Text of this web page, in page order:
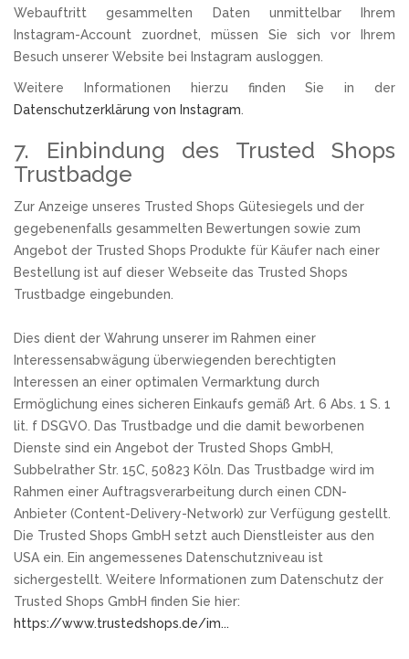
Webauftritt gesammelten Daten unmittelbar Ihrem
Instagram-Account zuordnet, müssen Sie sich vor Ihrem
Besuch unserer Website bei Instagram ausloggen.
Weitere Informationen hierzu finden Sie in der
Datenschutzerklärung von Instagram.
7. Einbindung des Trusted Shops
Trustbadge
Zur Anzeige unseres Trusted Shops Gütesiegels und der
gegebenenfalls gesammelten Bewertungen sowie zum
Angebot der Trusted Shops Produkte für Käufer nach einer
Bestellung ist auf dieser Webseite das Trusted Shops
Trustbadge eingebunden.
Dies dient der Wahrung unserer im Rahmen einer
Interessensabwägung überwiegenden berechtigten
Interessen an einer optimalen Vermarktung durch
Ermöglichung eines sicheren Einkaufs gemäß Art. 6 Abs. 1 S. 1
lit. f DSGVO. Das Trustbadge und die damit beworbenen
Dienste sind ein Angebot der Trusted Shops GmbH,
Subbelrather Str. 15C, 50823 Köln. Das Trustbadge wird im
Rahmen einer Auftragsverarbeitung durch einen CDN-
Anbieter (Content-Delivery-Network) zur Verfügung gestellt.
Die Trusted Shops GmbH setzt auch Dienstleister aus den
USA ein. Ein angemessenes Datenschutzniveau ist
sichergestellt. Weitere Informationen zum Datenschutz der
Trusted Shops GmbH finden Sie hier:
https://www.trustedshops.de/im...